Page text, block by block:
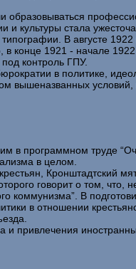
образовываться
и культуры стала
В августе
в конце 1921 - начале
контроль ГПУ.
в политике,
вышеназванных
в программном труде
в целом.
Кронштадтский
говорит о том, что,
коммунизма”. В
в отношении
и привлечения